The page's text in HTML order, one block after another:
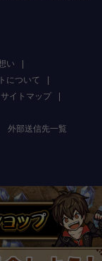
い
について
サイトマップ
外部送信先一覧
All Rights Reserved.